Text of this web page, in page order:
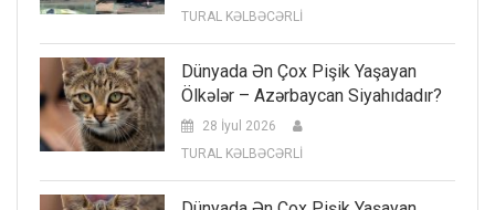
TURAL KƏLBƏCƏRLİ
Dünyada Ən Çox Pişik Yaşayan
Ölkələr – Azərbaycan Siyahıdadır?
28 İyul 2026
TURAL KƏLBƏCƏRLİ